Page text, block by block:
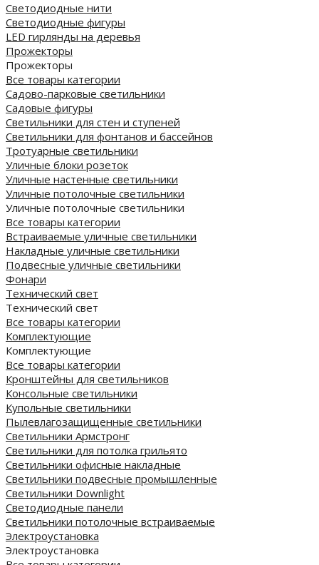
Светодиодные нити
Светодиодные фигуры
LED гирлянды на деревья
Прожекторы
Прожекторы
Все товары категории
Садово-парковые светильники
Садовые фигуры
Светильники для стен и ступеней
Светильники для фонтанов и бассейнов
Тротуарные светильники
Уличные блоки розеток
Уличные настенные светильники
Уличные потолочные светильники
Уличные потолочные светильники
Все товары категории
Встраиваемые уличные светильники
Накладные уличные светильники
Подвесные уличные светильники
Фонари
Технический свет
Технический свет
Все товары категории
Комплектующие
Комплектующие
Все товары категории
Кронштейны для светильников
Консольные светильники
Купольные светильники
Пылевлагозащищенные светильники
Светильники Армстронг
Светильники для потолка грильято
Светильники офисные накладные
Светильники подвесные промышленные
Светильники Downlight
Светодиодные панели
Cветильники потолочные встраиваемые
Электроустановка
Электроустановка